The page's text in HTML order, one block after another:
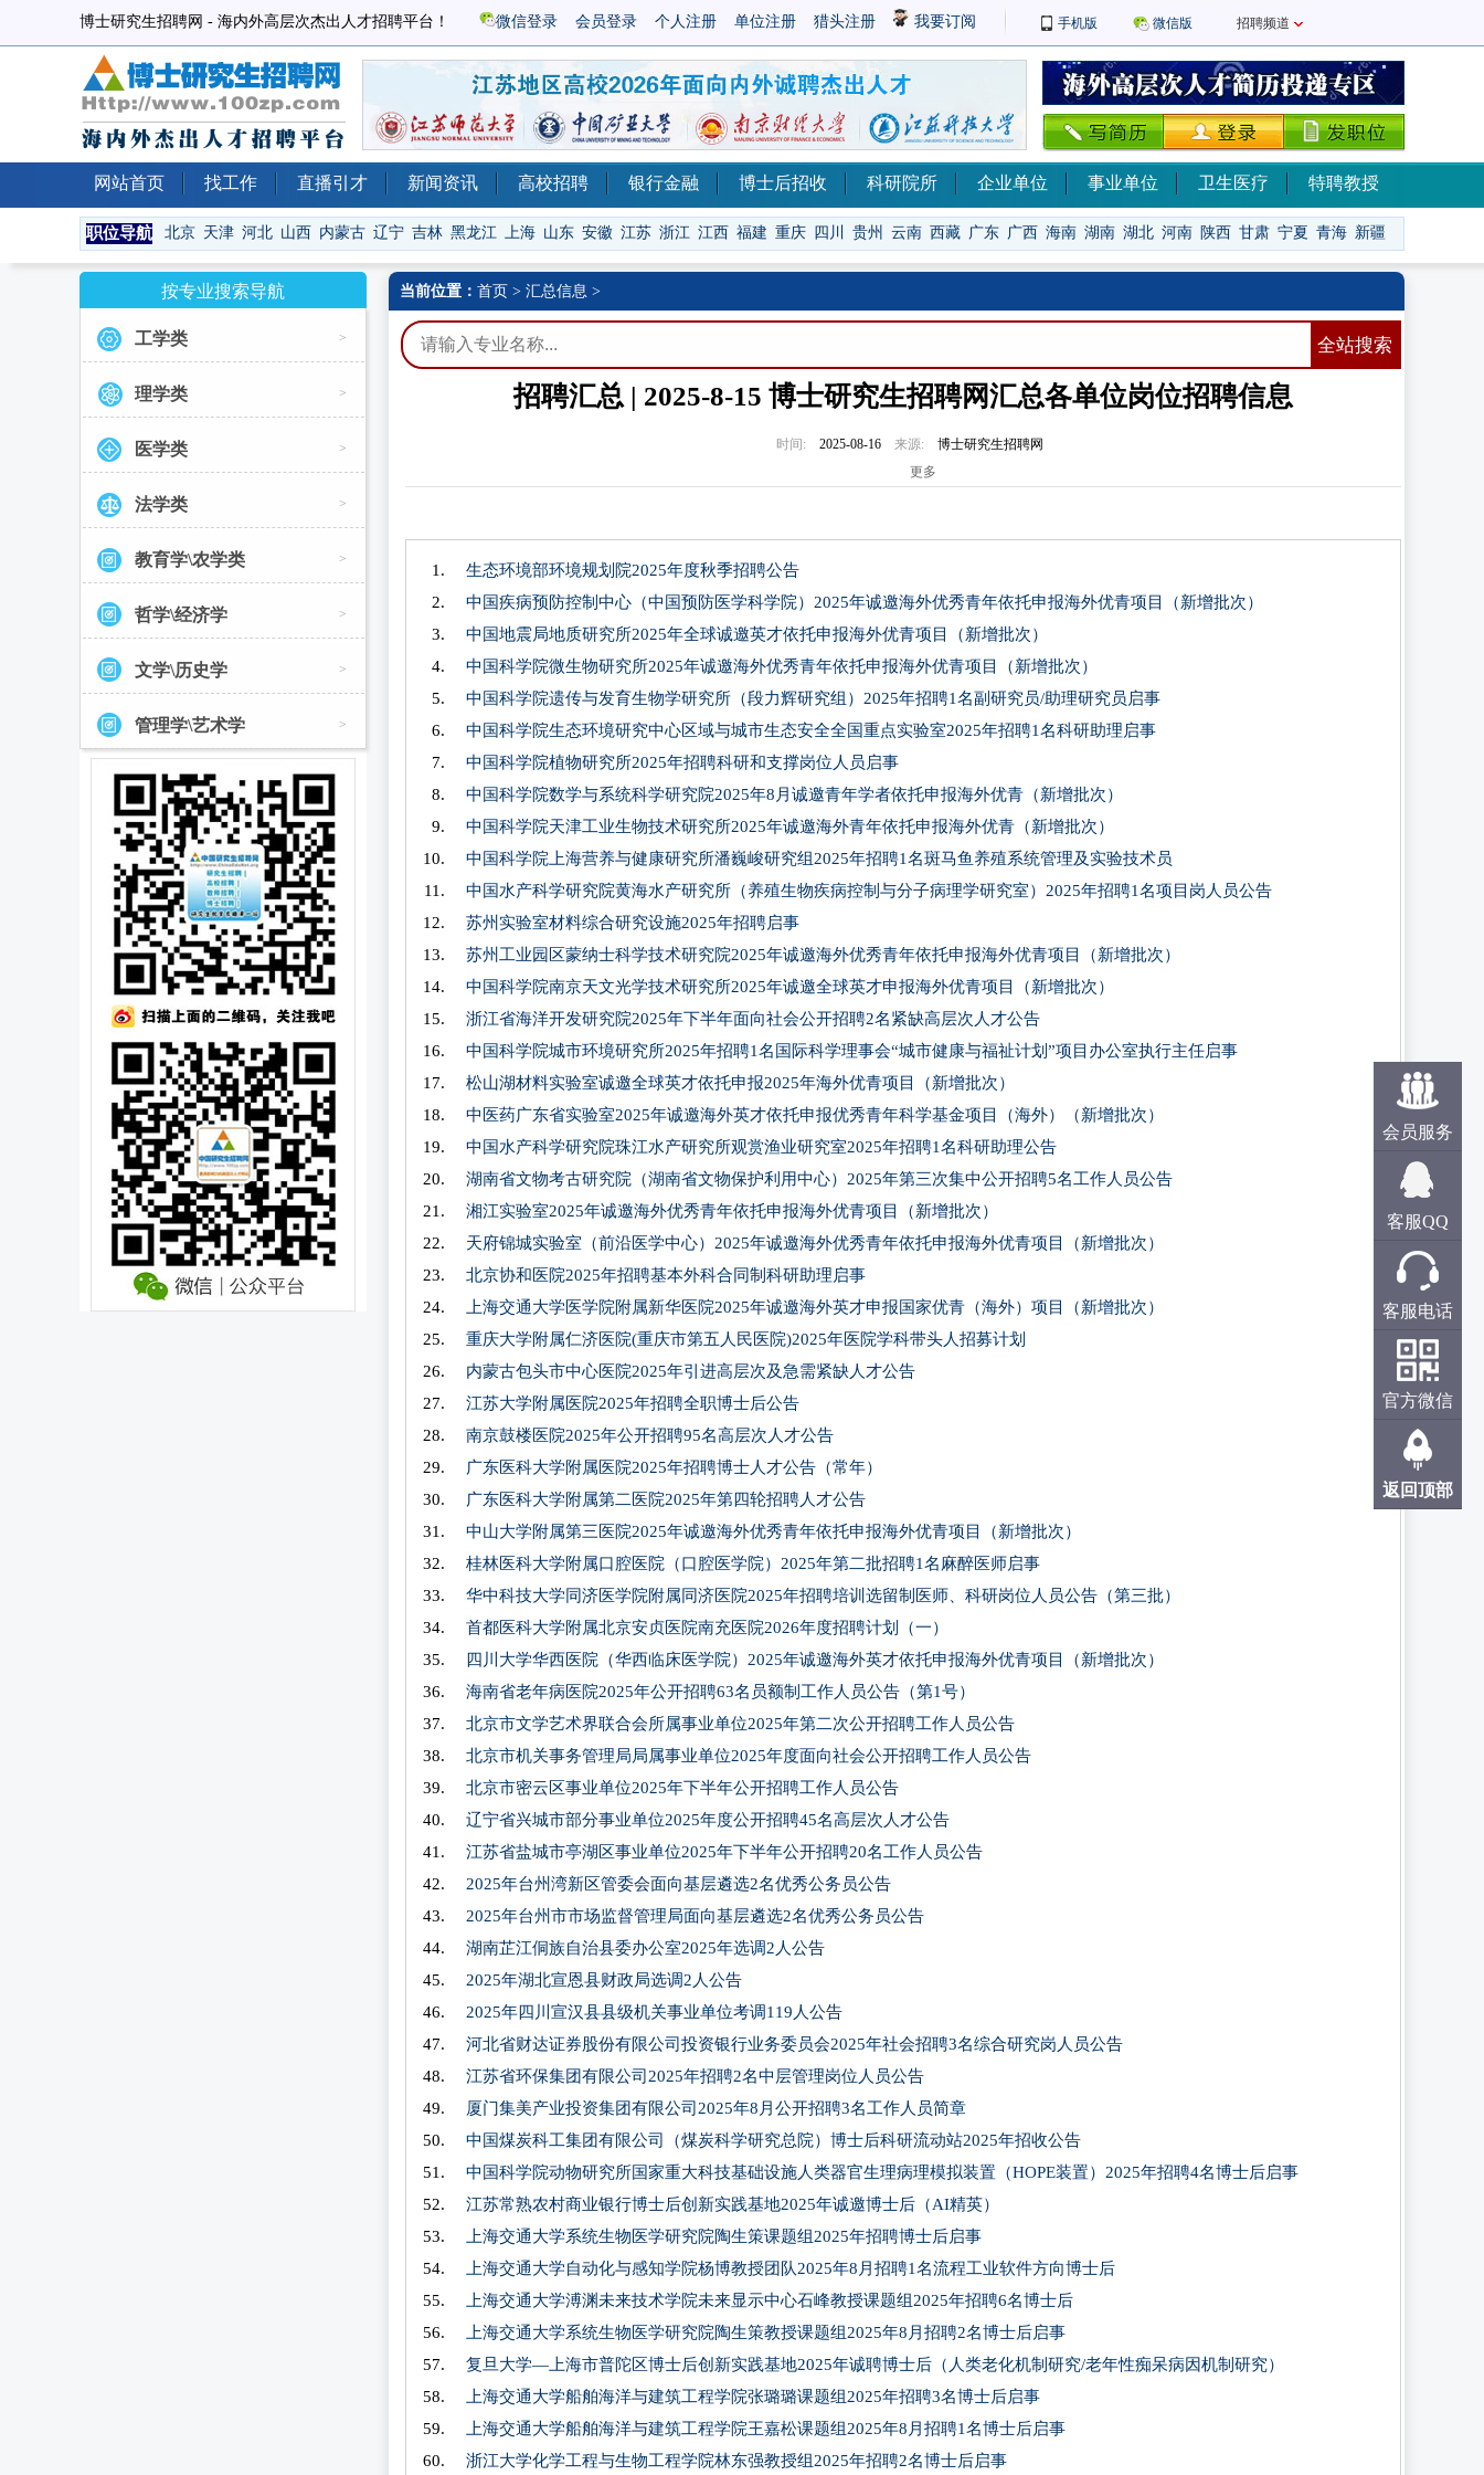
博士研究生招聘网 - 海内外高层次杰出人才招聘平台！ 微信登录 会员登录 个人注册 单位注册 猎头注册 我要订阅 手机版 微信版 招聘频道
网站首页 找工作 直播引才 新闻资讯 高校招聘 银行金融 博士后招收 科研院所 企业单位 事业单位 卫生医疗 特聘教授
职位导航 北京 天津 河北 山西 内蒙古 辽宁 吉林 黑龙江 上海 山东 安徽 江苏 浙江 江西 福建 重庆 四川 贵州 云南 西藏 广东 广西 海南 湖南 湖北 河南 陕西 甘肃 宁夏 青海 新疆
按专业搜索导航
工学类 >
理学类 >
医学类 >
法学类 >
教育学\农学类 >
哲学\经济学 >
文学\历史学 >
管理学\艺术学 >
当前位置： 首页 > 汇总信息 >
全站搜索
招聘汇总 | 2025-8-15 博士研究生招聘网汇总各单位岗位招聘信息
时间: 2025-08-16 来源:
博士研究生招聘网
更多
生态环境部环境规划院2025年度秋季招聘公告
中国疾病预防控制中心（中国预防医学科学院）2025年诚邀海外优秀青年依托申报海外优青项目（新增批次）
中国地震局地质研究所2025年全球诚邀英才依托申报海外优青项目（新增批次）
中国科学院微生物研究所2025年诚邀海外优秀青年依托申报海外优青项目（新增批次）
中国科学院遗传与发育生物学研究所（段力辉研究组）2025年招聘1名副研究员/助理研究员启事
中国科学院生态环境研究中心区域与城市生态安全全国重点实验室2025年招聘1名科研助理启事
中国科学院植物研究所2025年招聘科研和支撑岗位人员启事
中国科学院数学与系统科学研究院2025年8月诚邀青年学者依托申报海外优青（新增批次）
中国科学院天津工业生物技术研究所2025年诚邀海外青年依托申报海外优青（新增批次）
中国科学院上海营养与健康研究所潘巍峻研究组2025年招聘1名斑马鱼养殖系统管理及实验技术员
中国水产科学研究院黄海水产研究所（养殖生物疾病控制与分子病理学研究室）2025年招聘1名项目岗人员公告
苏州实验室材料综合研究设施2025年招聘启事
苏州工业园区蒙纳士科学技术研究院2025年诚邀海外优秀青年依托申报海外优青项目（新增批次）
中国科学院南京天文光学技术研究所2025年诚邀全球英才申报海外优青项目（新增批次）
浙江省海洋开发研究院2025年下半年面向社会公开招聘2名紧缺高层次人才公告
中国科学院城市环境研究所2025年招聘1名国际科学理事会“城市健康与福祉计划”项目办公室执行主任启事
松山湖材料实验室诚邀全球英才依托申报2025年海外优青项目（新增批次）
中医药广东省实验室2025年诚邀海外英才依托申报优秀青年科学基金项目（海外）（新增批次）
中国水产科学研究院珠江水产研究所观赏渔业研究室2025年招聘1名科研助理公告
湖南省文物考古研究院（湖南省文物保护利用中心）2025年第三次集中公开招聘5名工作人员公告
湘江实验室2025年诚邀海外优秀青年依托申报海外优青项目（新增批次）
天府锦城实验室（前沿医学中心）2025年诚邀海外优秀青年依托申报海外优青项目（新增批次）
北京协和医院2025年招聘基本外科合同制科研助理启事
上海交通大学医学院附属新华医院2025年诚邀海外英才申报国家优青（海外）项目（新增批次）
重庆大学附属仁济医院(重庆市第五人民医院)2025年医院学科带头人招募计划
内蒙古包头市中心医院2025年引进高层次及急需紧缺人才公告
江苏大学附属医院2025年招聘全职博士后公告
南京鼓楼医院2025年公开招聘95名高层次人才公告
广东医科大学附属医院2025年招聘博士人才公告（常年）
广东医科大学附属第二医院2025年第四轮招聘人才公告
中山大学附属第三医院2025年诚邀海外优秀青年依托申报海外优青项目（新增批次）
桂林医科大学附属口腔医院（口腔医学院）2025年第二批招聘1名麻醉医师启事
华中科技大学同济医学院附属同济医院2025年招聘培训选留制医师、科研岗位人员公告（第三批）
首都医科大学附属北京安贞医院南充医院2026年度招聘计划（一）
四川大学华西医院（华西临床医学院）2025年诚邀海外英才依托申报海外优青项目（新增批次）
海南省老年病医院2025年公开招聘63名员额制工作人员公告（第1号）
北京市文学艺术界联合会所属事业单位2025年第二次公开招聘工作人员公告
北京市机关事务管理局局属事业单位2025年度面向社会公开招聘工作人员公告
北京市密云区事业单位2025年下半年公开招聘工作人员公告
辽宁省兴城市部分事业单位2025年度公开招聘45名高层次人才公告
江苏省盐城市亭湖区事业单位2025年下半年公开招聘20名工作人员公告
2025年台州湾新区管委会面向基层遴选2名优秀公务员公告
2025年台州市市场监督管理局面向基层遴选2名优秀公务员公告
湖南芷江侗族自治县委办公室2025年选调2人公告
2025年湖北宣恩县财政局选调2人公告
2025年四川宣汉县县级机关事业单位考调119人公告
河北省财达证券股份有限公司投资银行业务委员会2025年社会招聘3名综合研究岗人员公告
江苏省环保集团有限公司2025年招聘2名中层管理岗位人员公告
厦门集美产业投资集团有限公司2025年8月公开招聘3名工作人员简章
中国煤炭科工集团有限公司（煤炭科学研究总院）博士后科研流动站2025年招收公告
中国科学院动物研究所国家重大科技基础设施人类器官生理病理模拟装置（HOPE装置）2025年招聘4名博士后启事
江苏常熟农村商业银行博士后创新实践基地2025年诚邀博士后（AI精英）
上海交通大学系统生物医学研究院陶生策课题组2025年招聘博士后启事
上海交通大学自动化与感知学院杨博教授团队2025年8月招聘1名流程工业软件方向博士后
上海交通大学溥渊未来技术学院未来显示中心石峰教授课题组2025年招聘6名博士后
上海交通大学系统生物医学研究院陶生策教授课题组2025年8月招聘2名博士后启事
复旦大学—上海市普陀区博士后创新实践基地2025年诚聘博士后（人类老化机制研究/老年性痴呆病因机制研究）
上海交通大学船舶海洋与建筑工程学院张璐璐课题组2025年招聘3名博士后启事
上海交通大学船舶海洋与建筑工程学院王嘉松课题组2025年8月招聘1名博士后启事
浙江大学化学工程与生物工程学院林东强教授组2025年招聘2名博士后启事
会员服务
客服QQ
客服电话
官方微信
返回顶部